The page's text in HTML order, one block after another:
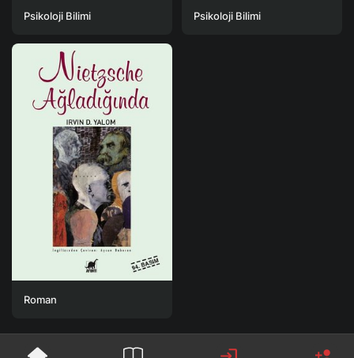
Psikoloji Bilimi Psikoloji Bilimi
Roman